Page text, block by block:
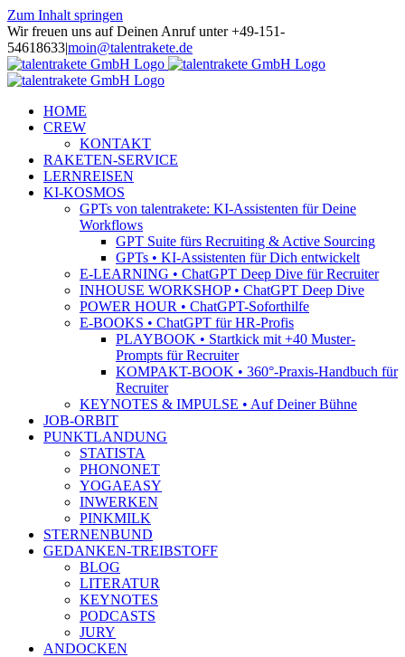
Zum Inhalt springen
Wir freuen uns auf Deinen Anruf unter +49-151-
54618633|moin@talentrakete.de
HOME
CREW
KONTAKT
RAKETEN-SERVICE
LERNREISEN
KI-KOSMOS
GPTs von talentrakete: KI-Assistenten für Deine
Workflows
GPT Suite fürs Recruiting & Active Sourcing
GPTs • KI-Assistenten für Dich entwickelt
E-LEARNING • ChatGPT Deep Dive für Recruiter
INHOUSE WORKSHOP • ChatGPT Deep Dive
POWER HOUR • ChatGPT-Soforthilfe
E-BOOKS • ChatGPT für HR-Profis
PLAYBOOK • Startkick mit +40 Muster-
Prompts für Recruiter
KOMPAKT-BOOK • 360°-Praxis-Handbuch für
Recruiter
KEYNOTES & IMPULSE • Auf Deiner Bühne
JOB-ORBIT
PUNKTLANDUNG
STATISTA
PHONONET
YOGAEASY
INWERKEN
PINKMILK
STERNENBUND
GEDANKEN-TREIBSTOFF
BLOG
LITERATUR
KEYNOTES
PODCASTS
JURY
ANDOCKEN